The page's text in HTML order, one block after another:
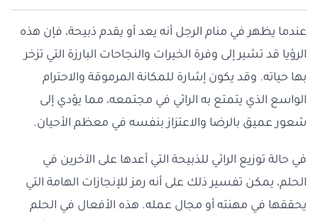
عندما يظهر في منام الرجل أنه يعد أو يقدم ذبيحة، فإن هذه
الرؤيا قد تشير إلى وفرة الخيرات والنجاحات البارزة التي تزخر
بها حياته. وقد يكون إشارة للمكانة المرموقة والاحترام
الواسع الذي يتمتع به الرائي في مجتمعه، مما يؤدي إلى
شعور عميق بالرضا والاعتزاز بنفسه في معظم الأحيان.
في حالة توزيع الرائي للذبيحة التي أعدها على الآخرين في
الحلم، يمكن تفسير ذلك على أنه رمز للإنجازات الهامة التي
يحققها في مهنته أو مجال عمله. هذه الأفعال في الحلم